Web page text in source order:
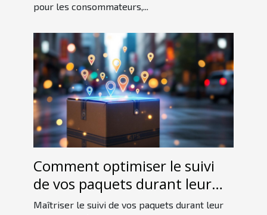
pour les consommateurs,...
Comment optimiser le suivi
de vos paquets durant leur
transit ?
Maîtriser le suivi de vos paquets durant leur